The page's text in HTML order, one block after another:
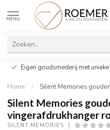
MENU
Eigen goudsmederij met
Home / Silent Memories
Silent Memories
vingerafdrukhanger
SILENT MEMORIES